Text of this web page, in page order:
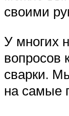
своими
У многих
вопросов
сварки.
на самые